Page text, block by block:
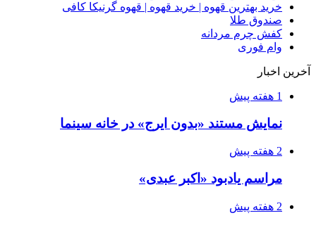
خرید بهترین قهوه | خرید قهوه | قهوه گرنیکا کافی
صندوق طلا
کفش چرم مردانه
وام فوری
آخرین اخبار
1 هفته پیش
نمایش مستند «بدون ایرج» در خانه سینما
2 هفته پیش
مراسم یادبود «اکبر عبدی»
2 هفته پیش